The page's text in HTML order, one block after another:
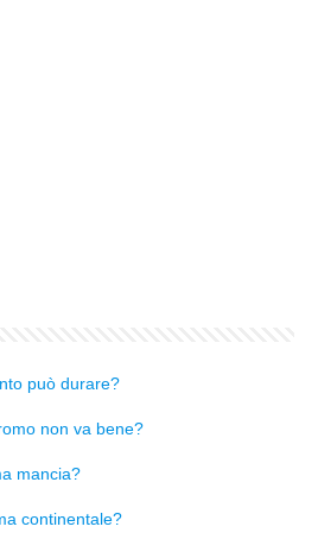
può durare?
non va bene?
mancia?
continentale?